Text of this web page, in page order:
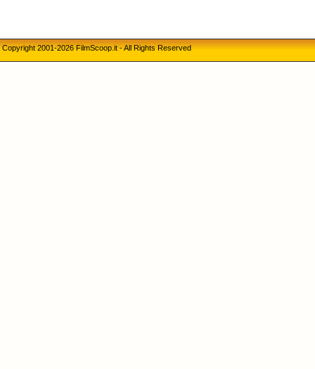
Copyright 2001-2026 FilmScoop.it - All Rights Reserved